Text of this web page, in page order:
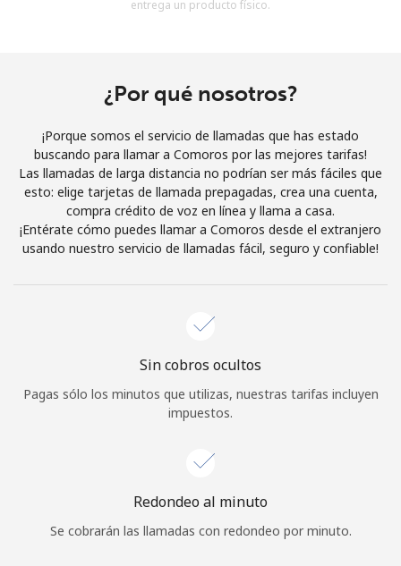
Al abrir una cuenta en este sitio web, estoy de acuerdo con
Únete
¡Hola!
Inicia sesión o REGÍSTRATE →
¿Olvidaste tu contraseña? →
Iniciar Sesión
entrega un producto físico.
¿Por qué nosotros?
¡Porque somos el servicio de llamadas que has estado
buscando para llamar a Comoros por las mejores tarifas!
Las llamadas de larga distancia no podrían ser más fáciles que
esto: elige tarjetas de llamada prepagadas, crea una cuenta,
compra crédito de voz en línea y llama a casa.
¡Entérate cómo puedes llamar a Comoros desde el extranjero
usando nuestro servicio de llamadas fácil, seguro y confiable!
Sin cobros ocultos
Pagas sólo los minutos que utilizas, nuestras tarifas incluyen
impuestos.
Redondeo al minuto
Se cobrarán las llamadas con redondeo por minuto.